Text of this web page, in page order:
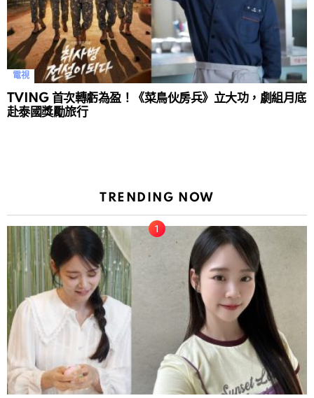
電視
TVING 首次轉虧為盈！《菜鳥伙房兵》立大功，劇組月底
赴泰國獎勵旅行
TRENDING NOW